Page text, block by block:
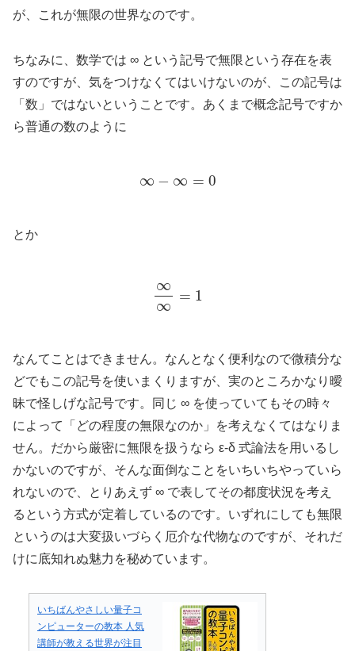
が、これが無限の世界なのです。
ちなみに、数学では ∞ という記号で無限という存在を表
すのですが、気をつけなくてはいけないのが、この記号は
「数」ではないということです。あくまで概念記号ですか
ら普通の数のように
∞=
とか
∞∞
なんてことはできません。なんとなく便利なので微積分な
どでもこの記号を使いまくりますが、実のところかなり曖
昧で怪しげな記号です。同じ ∞ を使っていてもその時々
によって「どの程度の無限なのか」を考えなくてはなりま
せん。だから厳密に無限を扱うなら ε-δ 式論法を用いるし
かないのですが、そんな面倒なことをいちいちやっていら
れないので、とりあえず ∞ で表してその都度状況を考え
るという方式が定着しているのです。いずれにしても無限
というのは大変扱いづらく厄介な代物なのですが、それだ
けに底知れぬ魅力を秘めています。
いちばんやさしい量子コ
ンピューターの教本 人気
講師が教える世界が注目